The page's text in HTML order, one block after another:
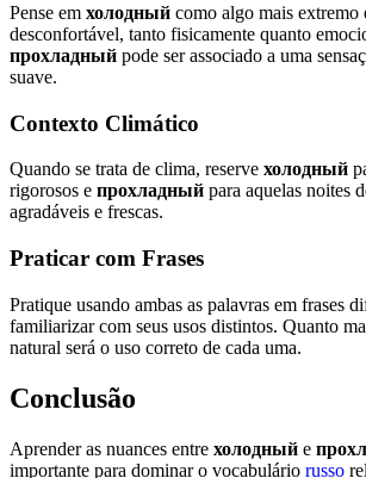
Pense em холодный como algo mais extremo
desconfortável, tanto fisicamente quanto
прохладный pode ser associado a uma
suave.
Contexto Climático
Quando se trata de clima, reserve холодный
rigorosos e прохладный para aquelas noites
agradáveis e frescas.
Praticar com Frases
Pratique usando ambas as palavras em frases
familiarizar com seus usos distintos. Quanto
natural será o uso correto de cada uma.
Conclusão
Aprender as nuances entre холодный e
importante para dominar o vocabulário russo